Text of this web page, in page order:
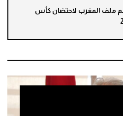
ملف المغرب لاحتضان كأس